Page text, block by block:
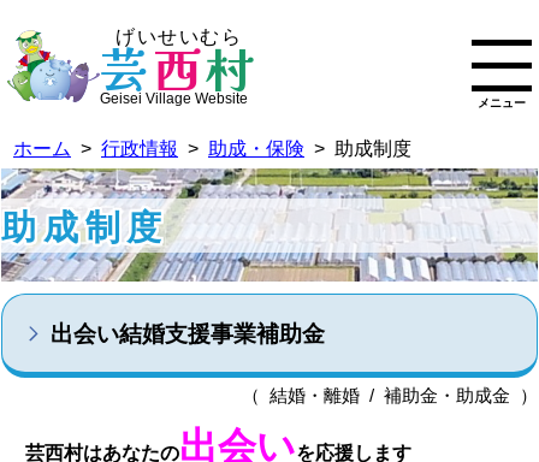
げいせいむら
芸西村
Geisei Village Website メニュー
ホーム > 行政情報 > 助成・保険 > 助成制度
助成制度
出会い結婚支援事業補助金
（ 結婚・離婚 / 補助金・助成金 ）
芸西村はあなたの出会いを応援します